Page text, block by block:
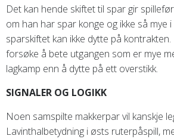
Det kan hende skiftet til spar gir
om han har spar konge og ikke så mye i
sparskiftet kan ikke dytte på
forsøke å bete utgangen som er mye
lagkamp enn å dytte på ett overstikk.
SIGNALER OG LOGIKK
Noen samspilte makkerpar vil kanskje
Lavinthalbetydning i østs ruterpåspill,